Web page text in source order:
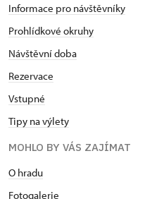
Informace pro návštěvníky
Prohlídkové okruhy
Návštěvní doba
Rezervace
Vstupné
Tipy na výlety
MOHLO BY VÁS ZAJÍMAT
O hradu
Fotogalerie